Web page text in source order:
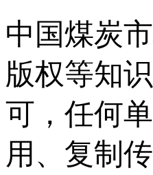
中国煤炭
版权等知
可，任何
用、复制